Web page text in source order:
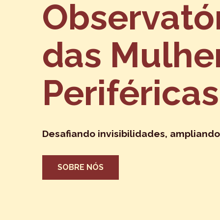
das
Periféricas
Desafiando invisibilidades,
SOBRE NÓS